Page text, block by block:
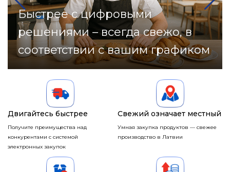
Быстрее с цифровыми
решениями – всегда свежо, в
соответствии с вашим графиком
Ваши надежные бренды –
теперь всего в одном клике
Более умная планировка
запасов для большей прибыли
Двигайтесь быстрее
Получите преимущества над
конкурентами с системой
электронных закупок
Свежий означает местный
Умная закупка продуктов — свежее
производство в Латвии